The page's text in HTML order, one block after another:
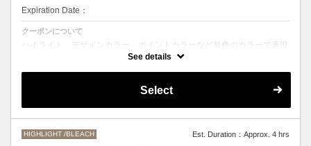
Expiration Date：
クーポンについて
ハイライト、デザインカラー、ポイントカラーなど単色のカラーで表現
できないデザインをご希望の方はこちらのメニューをお選びください。
●ご希望の色やカラー履歴、デザインによっては１度のブリーチでは表
施術時間、料金が前後する場合がございます。
M ¥＋550 L¥＋1100 LL¥＋2200
See details
Select
HIGHLIGHT /BLEACH Est. Duration：Approx. 4 hrs